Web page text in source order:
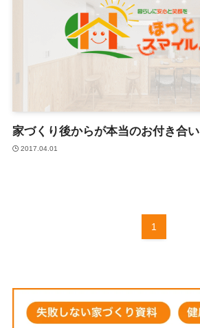
家づくり後からが本当のお付き合い
2017.04.01
1